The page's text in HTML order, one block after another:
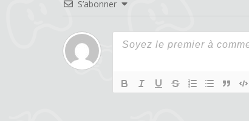
S’abonner